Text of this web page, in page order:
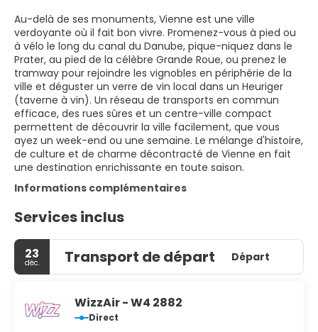
Au-delà de ses monuments, Vienne est une ville
verdoyante où il fait bon vivre. Promenez-vous à pied ou
à vélo le long du canal du Danube, pique-niquez dans le
Prater, au pied de la célèbre Grande Roue, ou prenez le
tramway pour rejoindre les vignobles en périphérie de la
ville et déguster un verre de vin local dans un Heuriger
(taverne à vin). Un réseau de transports en commun
efficace, des rues sûres et un centre-ville compact
permettent de découvrir la ville facilement, que vous
ayez un week-end ou une semaine. Le mélange d'histoire,
de culture et de charme décontracté de Vienne en fait
une destination enrichissante en toute saison.
Informations complémentaires
Services inclus
23
déc. Transport de départ Départ
WizzAir - W4 2882
Direct